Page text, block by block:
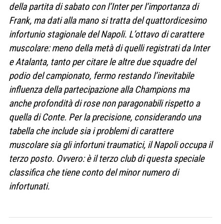
della partita di sabato con l’Inter per l’importanza di
Frank, ma dati alla mano si tratta del quattordicesimo
infortunio stagionale del Napoli. L’ottavo di carattere
muscolare: meno della metà di quelli registrati da Inter
e Atalanta, tanto per citare le altre due squadre del
podio del campionato, fermo restando l’inevitabile
influenza della partecipazione alla Champions ma
anche profondità di rose non paragonabili rispetto a
quella di Conte. Per la precisione, considerando una
tabella che include sia i problemi di carattere
muscolare sia gli infortuni traumatici, il Napoli occupa il
terzo posto. Ovvero: è il terzo club di questa speciale
classifica che tiene conto del minor numero di
infortunati.